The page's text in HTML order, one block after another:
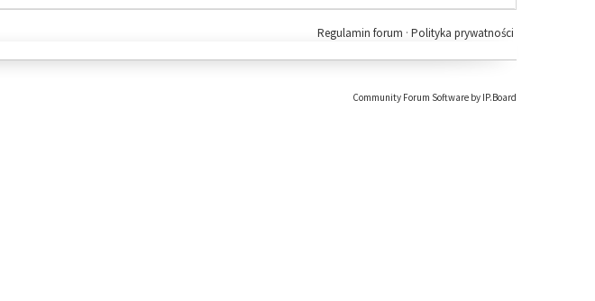
Polityka prywatności
Regulamin forum ·
Community Forum Software by IP.Board